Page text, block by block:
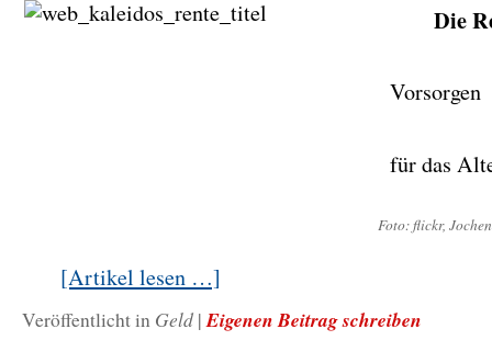
Die
Vorsorgen
für das
Foto: flickr,
[Artikel lesen …]
Veröffentlicht in Geld | Eigenen Beitrag schreiben